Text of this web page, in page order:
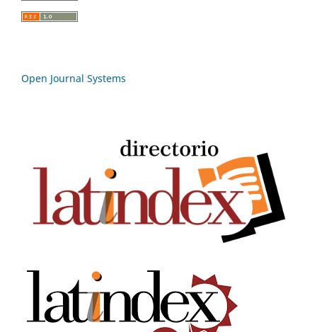
Open Journal Systems